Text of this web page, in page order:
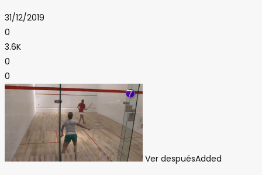
31/12/2019
0
3.6K
0
0
Ver despuésAdded